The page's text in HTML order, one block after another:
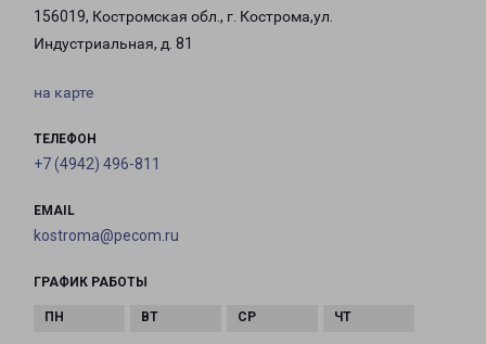
156019, Костромская обл., г. Кострома,ул.
Индустриальная, д. 81
на карте
ТЕЛЕФОН
+7 (4942) 496-811
EMAIL
kostroma@pecom.ru
ГРАФИК РАБОТЫ